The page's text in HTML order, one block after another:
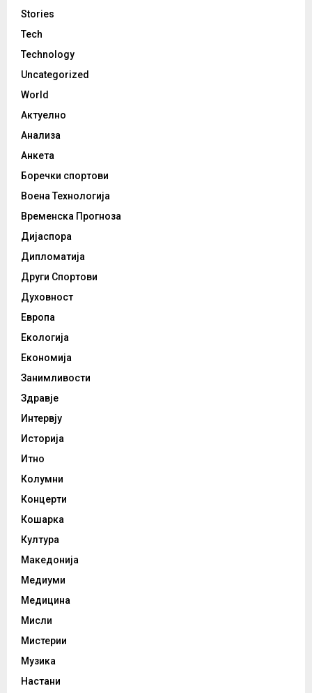
Stories
Tech
Technology
Uncategorized
World
Актуелно
Анализа
Анкета
Боречки спортови
Воена Технологија
Временска Прогноза
Дијаспора
Дипломатија
Други Спортови
Духовност
Европа
Екологија
Економија
Занимливости
Здравје
Интервју
Историја
Итно
Колумни
Концерти
Кошарка
Култура
Македонија
Медиуми
Медицина
Мисли
Мистерии
Музика
Настани